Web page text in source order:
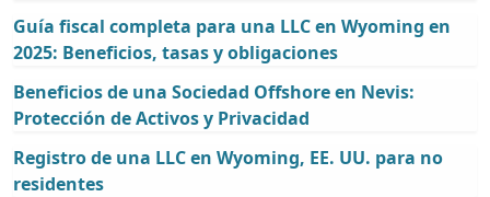
Guía fiscal completa para una LLC en Wyoming en
2025: Beneficios, tasas y obligaciones
Beneficios de una Sociedad Offshore en Nevis:
Protección de Activos y Privacidad
Registro de una LLC en Wyoming, EE. UU. para no
residentes